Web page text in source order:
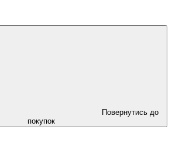
Повернутись до
покупок